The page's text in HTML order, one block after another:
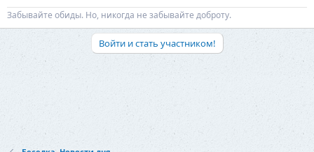
Забывайте обиды. Но, никогда не забывайте доброту.
Войти и стать участником!